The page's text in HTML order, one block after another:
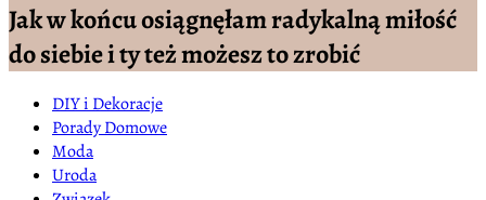
Jak w końcu osiągnęłam radykalną miłość
do siebie i ty też możesz to zrobić
DIY i Dekoracje
Porady Domowe
Moda
Uroda